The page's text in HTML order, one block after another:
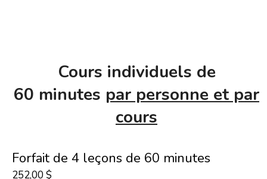
Cours individuels de
60 minutes par personne et par
cours
Forfait de 4 leçons de 60 minutes
252,00 $